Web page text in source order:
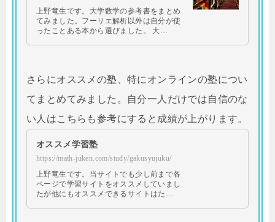
上野竜生です。大学数学の参考書をまとめ
てみました。フーリエ解析以外は自分が使
ったことある本から選びました。 大…
さらにオススメの塾、特にオンラインの塾につい
てまとめてみました。自分一人だけでは自信のな
い人はこちらも参考にすると成績が上がります。
オススメ学習塾
https://math-juken.com/study/gakusyujuku/
上野竜生です。当サイトでも少し前まで各
ページで学習サイトをオススメしていまし
たが他にもオススメできるサイトはた…